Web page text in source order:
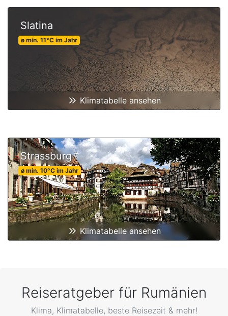
Slatina
ø min. 11°C im Jahr
Klimatabelle ansehen
Strassburg
ø min. 10°C im Jahr
Klimatabelle ansehen
Reiseratgeber für Rumänien
Klima, Klimatabelle, beste Reisezeit & mehr!